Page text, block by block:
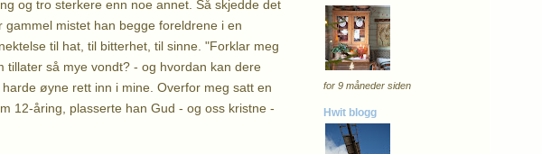
og tro sterkere enn noe annet. Så skjedde det
mistet han begge foreldrene i en
til hat, til bitterhet, til sinne. "Forklar meg
tillater så mye vondt? - og hvordan kan dere
øyne rett inn i mine. Overfor meg satt en
12-åring, plasserte han Gud - og oss kristne -
for 9 måneder siden
Hwit blogg